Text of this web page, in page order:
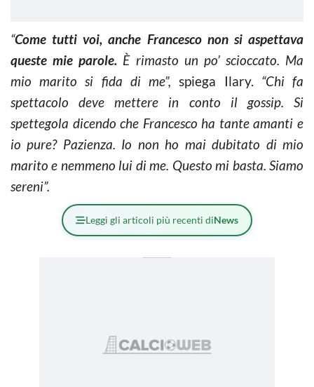
“Come tutti voi, anche Francesco non si aspettava
queste mie parole. È rimasto un po’ scioccato. Ma
mio marito si fida di me”, spiega Ilary. “Chi fa
spettacolo deve mettere in conto il gossip. Si
spettegola dicendo che Francesco ha tante amanti e
io pure? Pazienza. Io non ho mai dubitato di mio
marito e nemmeno lui di me. Questo mi basta. Siamo
sereni”.
Leggi gli articoli più recenti diNews